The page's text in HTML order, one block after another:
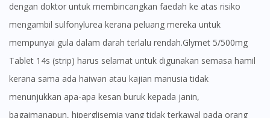
dengan doktor untuk membincangkan faedah ke atas risiko
mengambil sulfonylurea kerana peluang mereka untuk
mempunyai gula dalam darah terlalu rendah.Glymet 5/500mg
Tablet 14s (strip) harus selamat untuk digunakan semasa hamil
kerana sama ada haiwan atau kajian manusia tidak
menunjukkan apa-apa kesan buruk kepada janin,
bagaimanapun, hiperglisemia yang tidak terkawal pada orang